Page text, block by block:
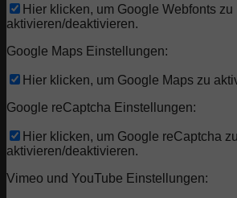
Hier klicken, um Google Webfonts zu
aktivieren/deaktivieren.
Google Maps Einstellungen:
Hier klicken, um Google Maps zu
Google reCaptcha Einstellungen:
Hier klicken, um Google reCaptcha zu
aktivieren/deaktivieren.
Vimeo und YouTube Einstellungen: